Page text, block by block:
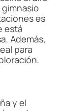
es
está
Además,
para
y el